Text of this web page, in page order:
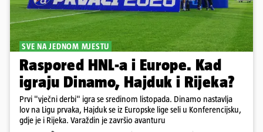
SVE NA JEDNOM MJESTU
Raspored HNL-a i Europe. Kad
igraju Dinamo, Hajduk i Rijeka?
Prvi "vječni derbi" igra se sredinom listopada. Dinamo nastavlja
lov na Ligu prvaka, Hajduk se iz Europske lige seli u Konferencijsku,
gdje je i Rijeka. Varaždin je završio avanturu